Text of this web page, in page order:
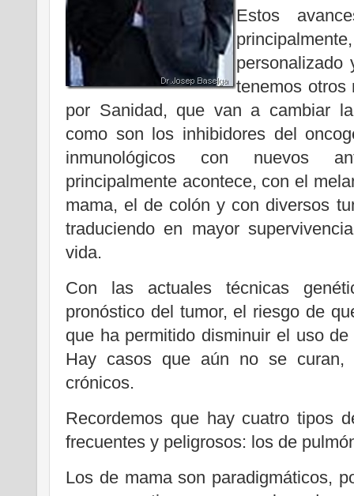
Estos
personalizado
tenemos otros
por Sanidad, que van a cambiar
como son los inhibidores del
inmunológicos con nuevos
principalmente acontece, con el
mama, el de colón y con diversos
traduciendo en mayor
vida.
Con las actuales técnicas
pronóstico del tumor, el riesgo de
que ha permitido disminuir el uso
Hay casos que aún no se
crónicos.
Recordemos que hay cuatro tipos
frecuentes y peligrosos: los de
Los de mama son paradigmáticos,